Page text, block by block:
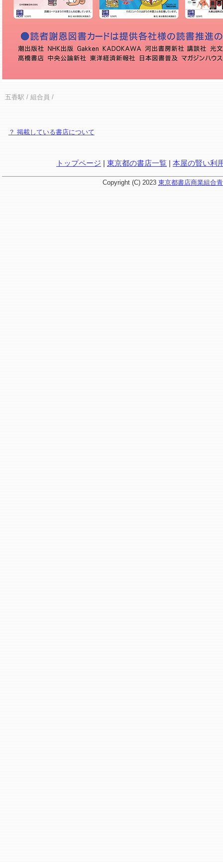
五香駅 / 組合員 /
？ 掲載している書店について
トップページ | 東京都の書店一覧 | 本屋の賢い利
Copyright (C) 2023 東京都書店商業組合